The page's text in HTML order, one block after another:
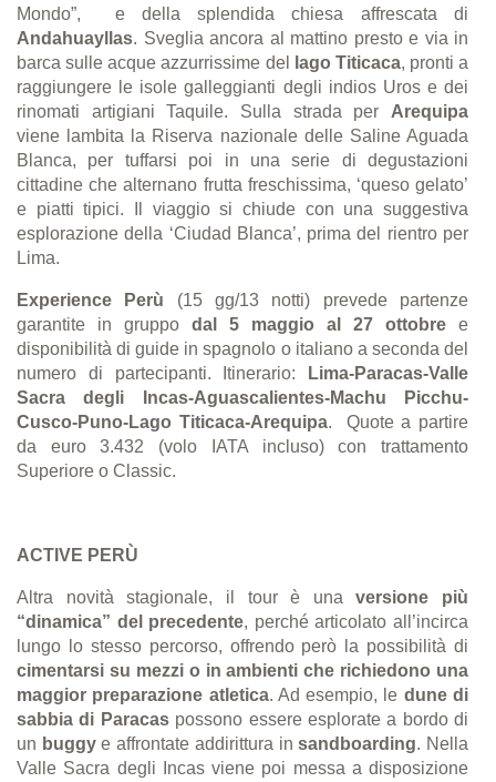
Mondo”, e della splendida chiesa affrescata di
Andahuayllas. Sveglia ancora al mattino presto e via in
barca sulle acque azzurrissime del
lago Titicaca, pronti a
raggiungere le isole galleggianti degli indios Uros e dei
rinomati artigiani Taquile. Sulla strada per Arequipa
viene lambita la Riserva nazionale delle Saline Aguada
Blanca, per tuffarsi poi in una serie di degustazioni
cittadine che alternano frutta freschissima, ‘queso gelato’
e piatti tipici. Il viaggio si chiude con una suggestiva
esplorazione della ‘Ciudad Blanca’, prima del rientro per
Lima.
Experience Perù (15 gg/13 notti) prevede partenze
garantite in gruppo dal 5 maggio al 27 ottobre e
disponibilità di guide in spagnolo o italiano a seconda del
numero di partecipanti. Itinerario:
Lima-Paracas-Valle
Sacra degli Incas-Aguascalientes-Machu Picchu-
Cusco-Puno-Lago Titicaca-Arequipa. Quote a partire
da euro 3.432 (volo IATA incluso) con trattamento
Superiore o Classic.
ACTIVE PERÙ
Altra novità stagionale, il tour è unaversione più
“dinamica” del precedente, perché articolato all’incirca
lungo lo stesso percorso, offrendo però la possibilità di
cimentarsi su mezzi o in ambienti che richiedono una
maggior preparazione atletica. Ad esempio, le dune di
sabbia di Paracaspossono essere esplorate a bordo di
un buggye affrontate addirittura insandboarding. Nella
Valle Sacra degli Incas viene poi messa a disposizione